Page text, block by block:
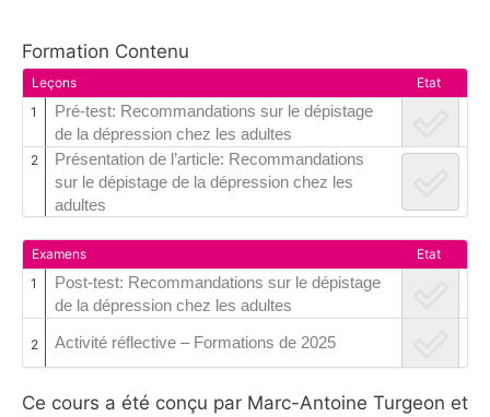
Formation Contenu
Leçons
Etat
1
Pré-test: Recommandations sur le dépistage
de la dépression chez les adultes
2
Présentation de l’article: Recommandations
sur le dépistage de la dépression chez les
adultes
Examens
Etat
1
Post-test: Recommandations sur le dépistage
de la dépression chez les adultes
2 Activité réflective – Formations de 2025
Ce cours a été conçu par Marc-Antoine Turgeon et